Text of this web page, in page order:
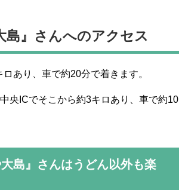
島』さんへのアクセス
あり、車で約20分で着きます。
央ICでそこから約3キロあり、車で約10
大島』さんはうどん以外も楽